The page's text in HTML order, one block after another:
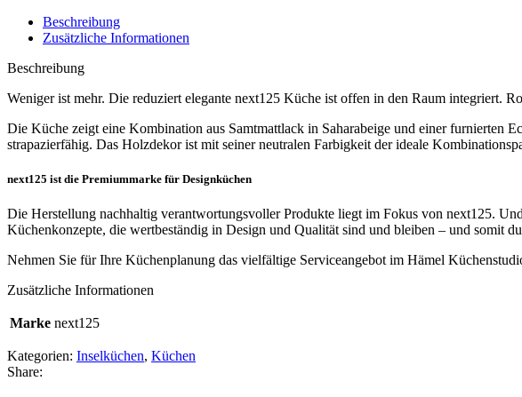
Beschreibung
Zusätzliche Informationen
Beschreibung
Weniger ist mehr. Die reduziert elegante next125 Küche ist offen in den Raum integriert.
Die Küche zeigt eine Kombination aus Samtmattlack in Saharabeige und einer
strapazierfähig. Das Holzdekor ist mit seiner neutralen Farbigkeit der ideale
next125 ist die Premiummarke für Designküchen
Die Herstellung nachhaltig verantwortungsvoller Produkte liegt im Fokus von next125.
Küchenkonzepte, die wertbeständig in Design und Qualität sind und bleiben – und somit
Nehmen Sie für Ihre Küchenplanung das vielfältige Serviceangebot im Hämel
Zusätzliche Informationen
Marke next125
Kategorien: Inselküchen, Küchen
Share: